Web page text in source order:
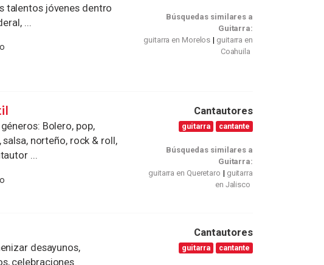
talentos jóvenes dentro
...
Búsquedas similares a
Guitarra:
guitarra en Morelos
guitarra en
Coahuila
Bolero, pop,
norteño, rock & roll,
...
Cantautores
guitarra cantante
Búsquedas similares a
Guitarra:
guitarra en Queretaro
guitarra
en Jalisco
desayunos,
celebraciones
Cantautores
guitarra cantante